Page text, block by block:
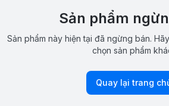
Sản phẩm
Sản phẩm này hiện tại đã ngừng bán.
chọn sản phẩm
Quay lại trang